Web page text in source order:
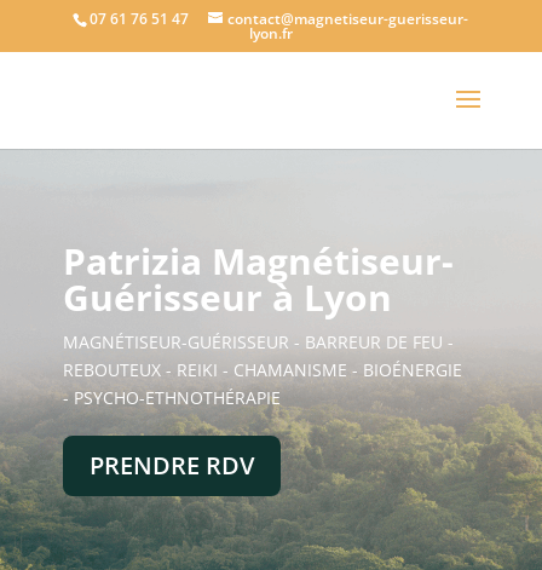
07 61 76 51 47 contact@magnetiseur-guerisseur-
lyon.fr
Patrizia Magnétiseur-
Guérisseur à Lyon
MAGNÉTISEUR-GUÉRISSEUR - BARREUR DE FEU -
REBOUTEUX - REIKI - CHAMANISME - BIOÉNERGIE
- PSYCHO-ETHNOTHÉRAPIE
PRENDRE RDV